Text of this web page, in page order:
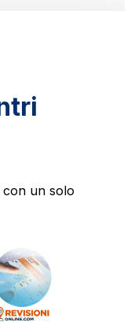
con un solo